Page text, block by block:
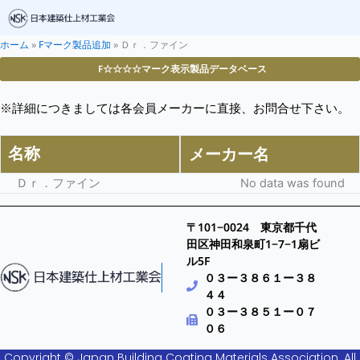
ホーム » Fマーク製品追加 » Ｄｒ．ファイン
F☆☆☆☆マーク表示製品データベース
※詳細につきましては各会員メーカーに直接、お問合せ下さい。
名称 メーカー名
Ｄｒ．ファイン No data was found
〒101−0024 東京都千代
田区神田和泉町1−7−1扇ビ
ル5F
０３ー３８６１ー３８
４４
０３ー３８５１ー０７
０６